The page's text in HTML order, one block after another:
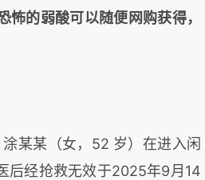
的弱酸可以随便网购获得，
某某（女，52 岁）在进入闲
后经抢救无效于2025年9月14